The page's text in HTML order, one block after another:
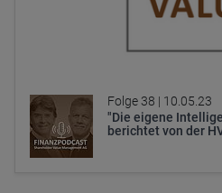
Folge 38 | 10.05.23
"Die eigene
berichtet von der